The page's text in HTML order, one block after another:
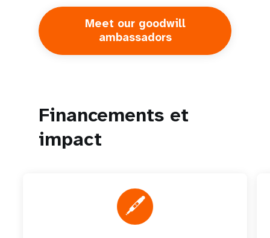
Meet our goodwill
ambassadors
Financements et
impact